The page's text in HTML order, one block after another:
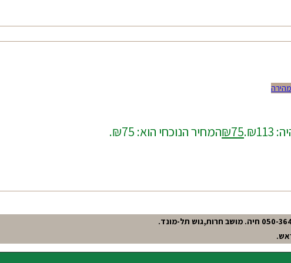
₪75 המחיר הנוכחי הוא: ₪75.